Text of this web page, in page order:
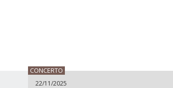
CONCERTO
22/11/2025